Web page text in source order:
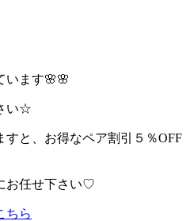
います🌸🌸
い☆
と、お得なペア割引５％OFF
お任せ下さい♡
ちら